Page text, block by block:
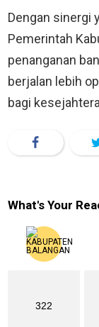
Dengan sinergi
Pemerintah
penanganan
berjalan lebih
bagi
What's Your
322